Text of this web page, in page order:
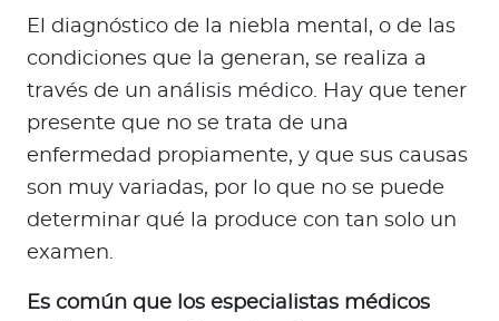
El diagnóstico de la niebla mental, o de las
condiciones que la generan, se realiza a
través de un análisis médico. Hay que tener
presente que no se trata de una
enfermedad propiamente, y que sus causas
son muy variadas, por lo que no se puede
determinar qué la produce con tan solo un
examen.
Es común que los especialistas médicos